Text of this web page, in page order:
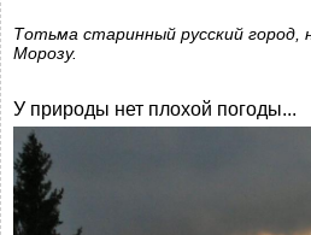
Тотьма старинный русский город,
Морозу.
У природы нет плохой погоды...